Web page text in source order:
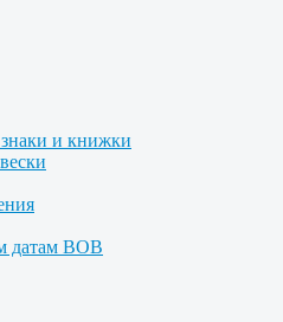
и книжки
датам ВОВ